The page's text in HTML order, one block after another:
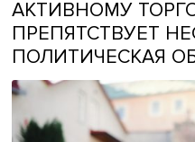
АЛЕКСАНДР
АКТИВНОМУ
ПРЕПЯТСТВУЕТ